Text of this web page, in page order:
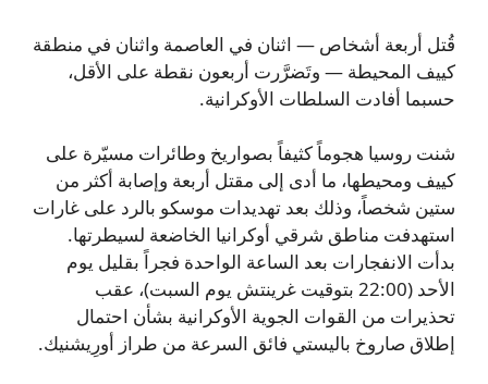
قُتل أربعة أشخاص — اثنان في العاصمة واثنان في منطقة
كييف المحيطة — وتَضرَّرت أربعون نقطة على الأقل،
حسبما أفادت السلطات الأوكرانية.
شنت روسيا هجوماً كثيفاً بصواريخ وطائرات مسيّرة على
كييف ومحيطها، ما أدى إلى مقتل أربعة وإصابة أكثر من
ستين شخصاً، وذلك بعد تهديدات موسكو بالرد على غارات
استهدفت مناطق شرقي أوكرانيا الخاضعة لسيطرتها.
بدأت الانفجارات بعد الساعة الواحدة فجراً بقليل يوم
الأحد (22:00 بتوقيت غرينتش يوم السبت)، عقب
تحذيرات من القوات الجوية الأوكرانية بشأن احتمال
إطلاق صاروخ باليستي فائق السرعة من طراز أورِيشنيك.